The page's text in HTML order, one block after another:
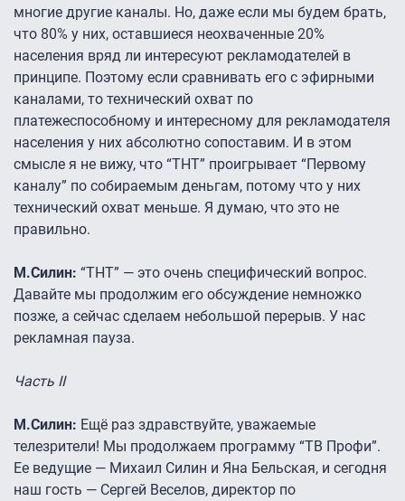
многие другие каналы. Но, даже если мы будем брать,
что 80% у них, оставшиеся неохваченные 20%
населения вряд ли интересуют рекламодателей в
принципе. Поэтому если сравнивать его с эфирными
каналами, то технический охват по
платежеспособному и интересному для рекламодателя
населения у них абсолютно сопоставим. И в этом
смысле я не вижу, что “ТНТ” проигрывает “Первому
каналу” по собираемым деньгам, потому что у них
технический охват меньше. Я думаю, что это не
правильно.
М.Силин: “ТНТ” — это очень специфический вопрос.
Давайте мы продолжим его обсуждение немножко
позже, а сейчас сделаем небольшой перерыв. У наc
рекламная пауза.
Часть II
М.Силин: Ещё раз здравствуйте, уважаемые
телезрители! Мы продолжаем программу “ТВ Профи”.
Ее ведущие — Михаил Силин и Яна Бельская, и сегодня
наш гость — Сергей Веселов, директор по